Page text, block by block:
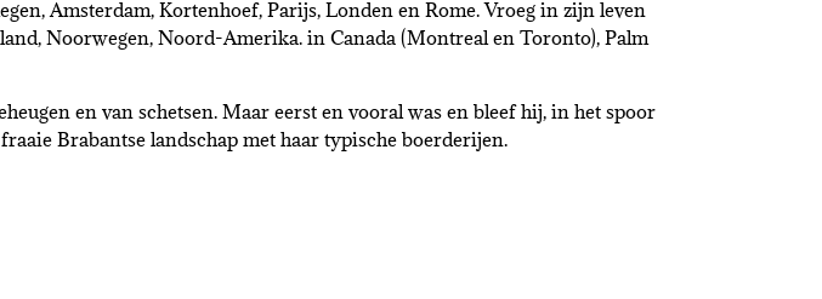
Amsterdam, Kortenhoef, Parijs, Londen en Rome. Vroeg in zijn leven
Noorwegen, Noord-Amerika. in Canada (Montreal en Toronto), Palm
en van schetsen. Maar eerst en vooral was en bleef hij, in het spoor
Brabantse landschap met haar typische boerderijen.